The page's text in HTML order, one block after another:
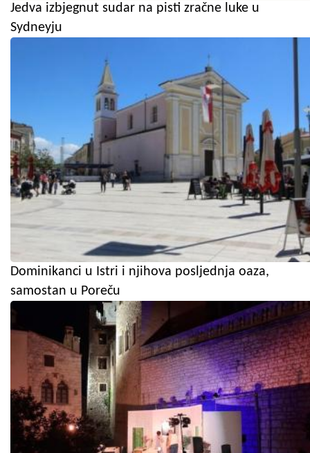
Jedva izbjegnut sudar na pisti zračne luke u
Sydneyju
Dominikanci u Istri i njihova posljednja oaza,
samostan u Poreču